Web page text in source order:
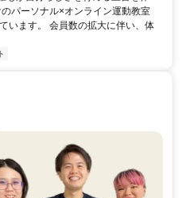
パーソナル×オンライン運動教室
います。 会員数の拡大に伴い、体